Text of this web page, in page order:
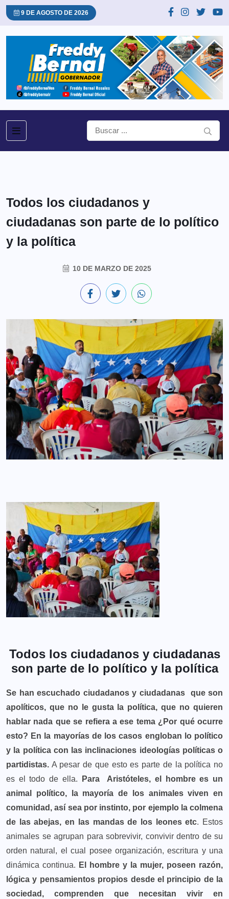
9 DE AGOSTO DE 2026
Todos los ciudadanos y
ciudadanas son parte de lo político
y la política
10 DE MARZO DE 2025
Todos los ciudadanos y ciudadanas
son parte de lo político y la política
Se han escuchado ciudadanos y ciudadanas que son
apolíticos, que no le gusta la política, que no quieren
hablar nada que se refiera a ese tema ¿Por qué ocurre
esto? En la mayorías de los casos engloban lo político
y la política con las inclinaciones ideologías políticas o
partidistas. A pesar de que esto es parte de la política no
es el todo de ella.
Para Aristóteles, el hombre es un
animal político, la mayoría de los animales viven en
comunidad, así sea por instinto, por ejemplo la colmena
de las abejas, en las mandas de los leones etc. Estos
animales se agrupan para sobrevivir, convivir dentro de su
orden natural, el cual posee organización, escritura y una
dinámica continua. El hombre y la mujer, poseen razón,
lógica y pensamientos propios desde el principio de la
sociedad, comprenden que necesitan vivir en